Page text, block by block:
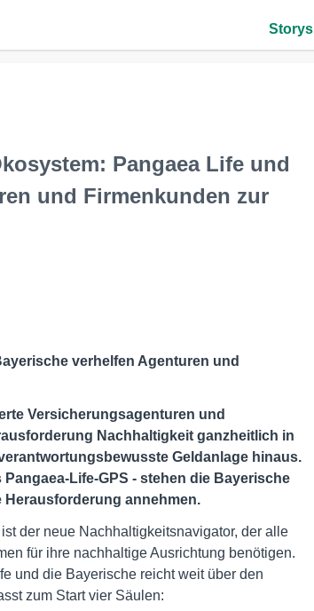
Storys
Pangaea Life und
und Firmenkunden zur
verhelfen Agenturen und
Versicherungsagenturen und
Nachhaltigkeit ganzheitlich in
Geldanlage hinaus.
Pangaea-Life-GPS - stehen die Bayerische
Herausforderung annehmen.
der neue Nachhaltigkeitsnavigator, der alle
für ihre nachhaltige Ausrichtung benötigen.
und die Bayerische reicht weit über den
zum Start vier Säulen: